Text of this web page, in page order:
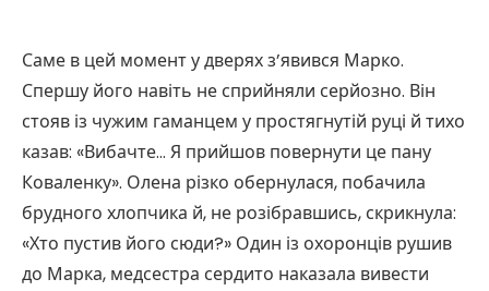
Саме в цей момент у дверях з’явився Марко.
Спершу його навіть не сприйняли серйозно. Він
стояв із чужим гаманцем у простягнутій руці й тихо
казав: «Вибачте… Я прийшов повернути це пану
Коваленку». Олена різко обернулася, побачила
брудного хлопчика й, не розібравшись, скрикнула:
«Хто пустив його сюди?» Один із охоронців рушив
до Марка, медсестра сердито наказала вивести